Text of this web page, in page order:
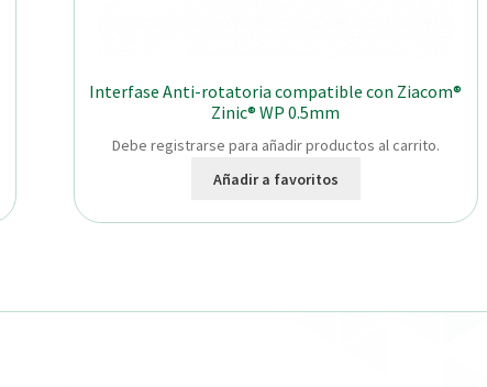
Interfase Anti-rotatoria compatible con Ziacom®
Zinic® WP 0.5mm
Debe registrarse para añadir productos al carrito.
Añadir a favoritos